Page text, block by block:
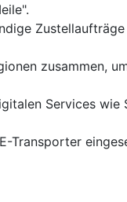
zusammen,
Services wie
Transporter